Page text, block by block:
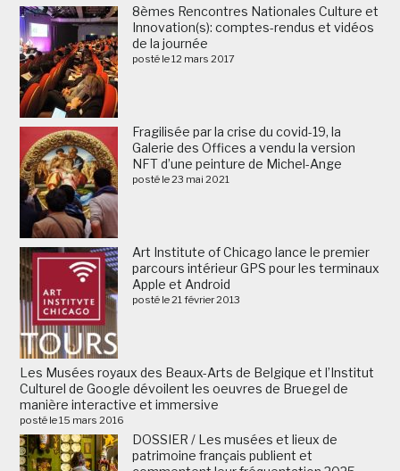
8èmes Rencontres Nationales Culture et
Innovation(s): comptes-rendus et vidéos
de la journée
posté le 12 mars 2017
Fragilisée par la crise du covid-19, la
Galerie des Offices a vendu la version
NFT d’une peinture de Michel-Ange
posté le 23 mai 2021
Art Institute of Chicago lance le premier
parcours intérieur GPS pour les terminaux
Apple et Android
posté le 21 février 2013
Les Musées royaux des Beaux-Arts de Belgique et l’Institut
Culturel de Google dévoilent les oeuvres de Bruegel de
manière interactive et immersive
posté le 15 mars 2016
DOSSIER / Les musées et lieux de
patrimoine français publient et